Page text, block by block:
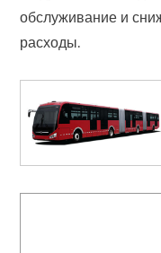
обслуживание и
расходы.